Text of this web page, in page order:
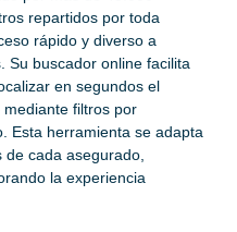
repartidos por toda
rápido y diverso a
Su buscador online facilita
en segundos el
filtros por
Esta herramienta se adapta
cada asegurado,
la experiencia